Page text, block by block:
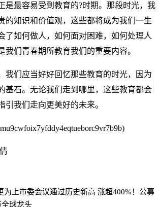
是最容易受到教育的?时期。那段时光，我
的知识和价值观，这些都将成为我们一生
了如何做人，如何面对困难，如何处理人
我们青春期所教育我们的重要内容。
我们应当好好回忆那些教育的时光，因为
基石。无论我们走到哪里，这些教育都会
引我们走向更美好的未来。
为上市委会议通过历史新高 涨超400%！公募
球龙头